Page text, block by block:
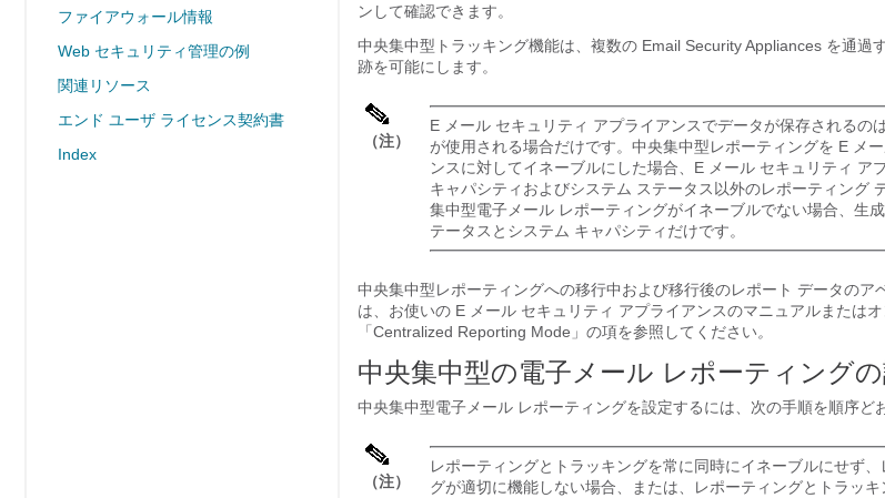
ファイアウォール情報
Web セキュリティ管理の例
関連リソース
エンド ユーザ ライセンス契約書
Index
ンして確認できます。
中央集中型トラッキング機能は、複数の Email Security Appliances を通過
跡を可能にします。
（注）
E メール セキュリティ アプライアンスでデータが保存されるの
が使用される場合だけです。中央集中型レポーティングを E メ
ンスに対してイネーブルにした場合、E メール セキュリティ ア
キャパシティおよびシステム ステータス以外のレポーティング
集中型電子メール レポーティングがイネーブルでない場合、生
テータスとシステム キャパシティだけです。
中央集中型レポーティングへの移行中および移行後のレポート データのア
は、お使いの E メール セキュリティ アプライアンスのマニュアルまたは
「Centralized Reporting Mode」の項を参照してください。
中央集中型の電子メール レポーティング
中央集中型電子メール レポーティングを設定するには、次の手順を順序ど
（注）
レポーティングとトラッキングを常に同時にイネーブルにせず
グが適切に機能しない場合、または、レポーティングとトラッ